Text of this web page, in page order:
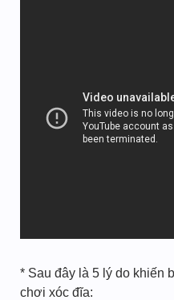
* Sau đây là 5 lý do khiến
chơi xóc đĩa: